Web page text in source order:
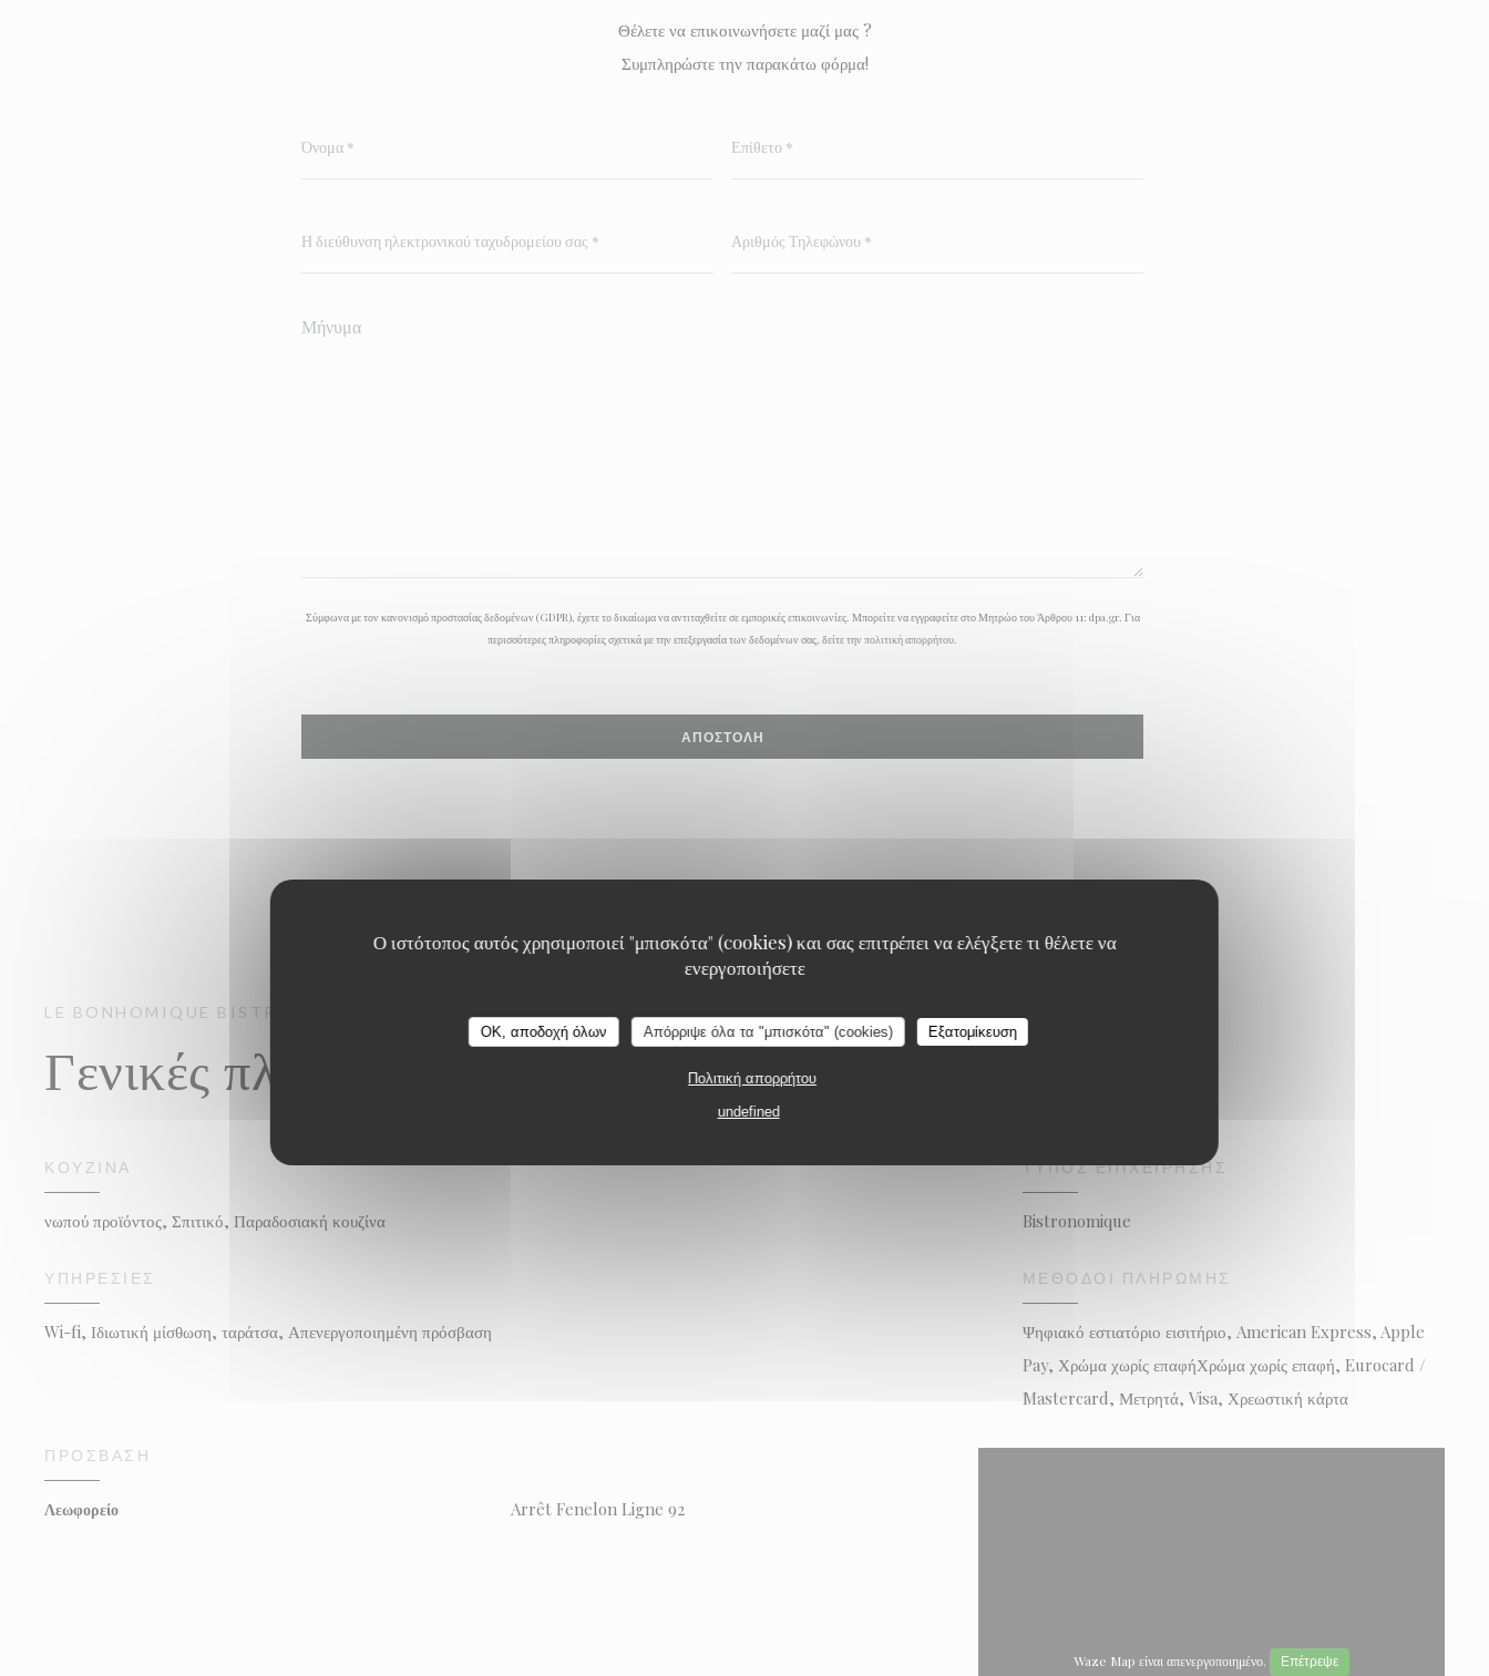
Ο ιστότοπος αυτός χρησιμοποιεί "μπισκότα" (cookies) και σας επιτρέπει να ελέγξετε τι θέλετε να
ενεργοποιήσετε
OK, αποδοχή όλων Απόρριψε όλα τα "μπισκότα" (cookies) Εξατομίκευση
Πολιτική απορρήτου
undefined
Θέλετε να επικοινωνήσετε μαζί μας ?
Συμπληρώστε την παρακάτω φόρμα!
Σύμφωνα με τον κανονισμό προστασίας δεδομένων (GDPR), έχετε το δικαίωμα να αντιταχθείτε σε εμπορικές επικοινωνίες. Μπορείτε να εγγραφείτε στο Μητρώο του Άρθρου 11: dpa.gr. Για
περισσότερες πληροφορίες σχετικά με την επεξεργασία των δεδομένων σας, δείτε τηνπολιτική απορρήτου.
LE BONHOMIQUE BISTRONOMIQUE
Γενικές πληροφορίες
ΚΟΥΖΊΝΑ
νωπού προϊόντος, Σπιτικό, Παραδοσιακή κουζίνα
ΤΎΠΟΣ ΕΠΙΧΕΊΡΗΣΗΣ
Bistronomique
ΥΠΗΡΕΣΊΕΣ
Wi-fi, Ιδιωτική μίσθωση, ταράτσα, Απενεργοποιημένη πρόσβαση
ΜΈΘΟΔΟΙ ΠΛΗΡΩΜΉΣ
Ψηφιακό εστιατόριο εισιτήριο, American Express, Apple
Pay, Χρώμα χωρίς επαφήΧρώμα χωρίς επαφή, Eurocard /
Mastercard, Μετρητά, Visa, Χρεωστική κάρτα
ΠΡΌΣΒΑΣΗ
Λεωφορείο Arrêt Fenelon Ligne 92
Waze Map είναι απενεργοποιημένο. Επέτρεψε